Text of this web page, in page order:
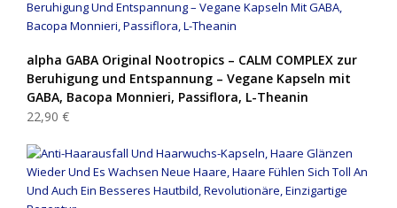
alpha GABA Original Nootropics – CALM COMPLEX zur
Beruhigung und Entspannung – Vegane Kapseln mit
GABA, Bacopa Monnieri, Passiflora, L-Theanin
22,90 €